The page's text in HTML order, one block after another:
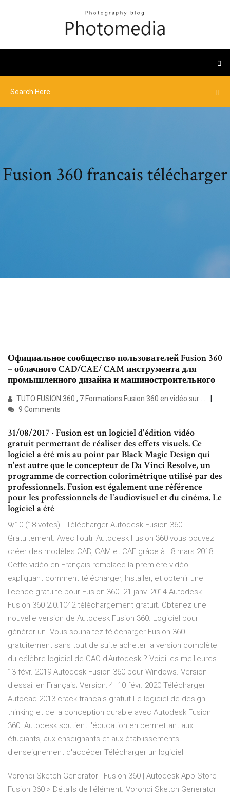
Fusion 360 francais télécharger
Официальное сообщество пользователей Fusion 360
– облачного CAD/CAE/ CAM инструмента для
промышленного дизайна и машиностроительного
TUTO FUSION 360 , 7 Formations Fusion 360 en vidéo sur ...
9 Comments
31/08/2017 · Fusion est un logiciel d'édition vidéo
gratuit permettant de réaliser des effets visuels. Ce
logiciel a été mis au point par Black Magic Design qui
n'est autre que le concepteur de Da Vinci Resolve, un
programme de correction colorimétrique utilisé par des
professionnels. Fusion est également une référence
pour les professionnels de l'audiovisuel et du cinéma. Le
logiciel a été
9/10 (18 votes) - Télécharger Autodesk Fusion 360
Gratuitement. Avec l'outil Autodesk Fusion 360 vous pouvez
créer des modèles CAD, CAM et CAE grâce à 8 mars 2018
Cette vidéo en Français remplace la première vidéo
expliquant comment télécharger, Installer, et obtenir une
licence gratuite pour Fusion 360. 21 janv. 2014 Autodesk
Fusion 360 2.0.1042 téléchargement gratuit. Obtenez une
nouvelle version de Autodesk Fusion 360. Logiciel pour
générer un Vous souhaitez télécharger Fusion 360
gratuitement sans tout de suite acheter la version complète
du célèbre logiciel de CAO d'Autodesk ? Voici les meilleures
13 févr. 2019 Autodesk Fusion 360 pour Windows. Version
d'essai; en Français; Version: 4 10 févr. 2020 Télécharger
Autocad 2013 crack francais gratuit Le logiciel de design
thinking et de la conception durable avec Autodesk Fusion
360. Autodesk soutient l'éducation en permettant aux
étudiants, aux enseignants et aux établissements
d'enseignement d'accéder Télécharger un logiciel
Voronoi Sketch Generator | Fusion 360 | Autodesk App Store
Fusion 360 > Détails de l'élément. Voronoi Sketch Generator